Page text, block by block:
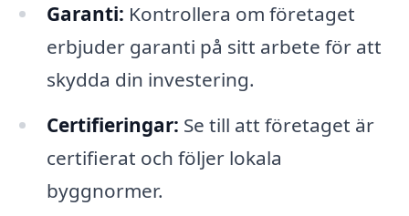
Garanti: Kontrollera om företaget
erbjuder garanti på sitt arbete för att
skydda din investering.
Certifieringar: Se till att företaget är
certifierat och följer lokala
byggnormer.